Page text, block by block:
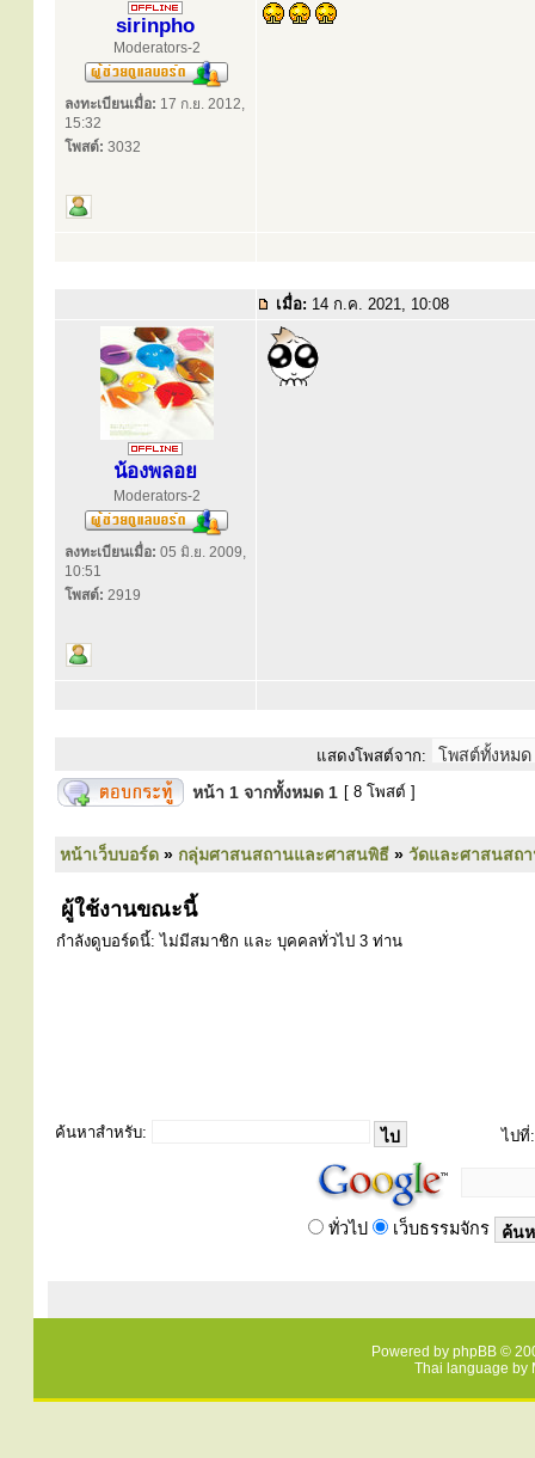
sirinpho
Moderators-2
ลงทะเบียนเมื่อ: 17 ก.ย. 2012,
15:32
โพสต์: 3032
เมื่อ: 14 ก.ค. 2021, 10:08
น้องพลอย
Moderators-2
ลงทะเบียนเมื่อ: 05 มิ.ย. 2009,
10:51
โพสต์: 2919
แสดงโพสต์จาก:
หน้า 1 จากทั้งหมด 1 [ 8 โพสต์ ]
หน้าเว็บบอร์ด » กลุ่มศาสนสถานและศาสนพิธี » วัดและศาสนสถ
ผู้ใช้งานขณะนี้
กำลังดูบอร์ดนี้: ไม่มีสมาชิก และ บุคคลทั่วไป 3 ท่าน
ค้นหาสำหรับ: ไปที่:
ทั่วไป เว็บธรรมจักร
Powered by phpBB ©
Thai language by